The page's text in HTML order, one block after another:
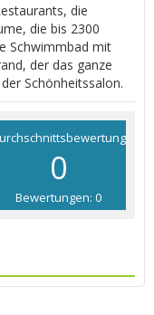
die
die bis 2300
Schwimmbad mit
der das ganze
Schönheitssalon.
0
Bewertungen: 0